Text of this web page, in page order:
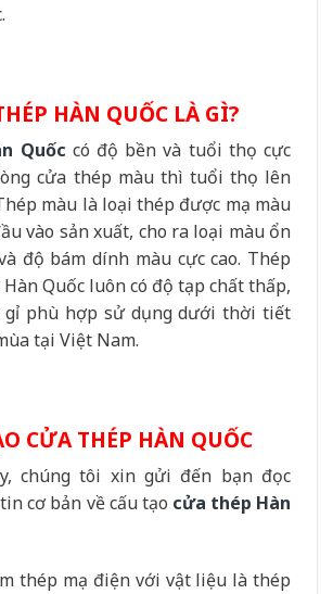
HÀN QUỐC LÀ GÌ?
Quốc có độ bền và tuổi thọ cực
cửa thép màu thì tuổi thọ lên
màu là loại thép được mạ màu
vào sản xuất, cho ra loại màu ổn
độ bám dính màu cực cao. Thép
Quốc luôn có độ tạp chất thấp,
gỉ phù hợp sử dụng dưới thời tiết
tại Việt Nam.
CỬA THÉP HÀN QUỐC
chúng tôi xin gửi đến bạn đọc
cơ bản về cấu tạo cửa thép Hàn
thép mạ điện với vật liệu là thép